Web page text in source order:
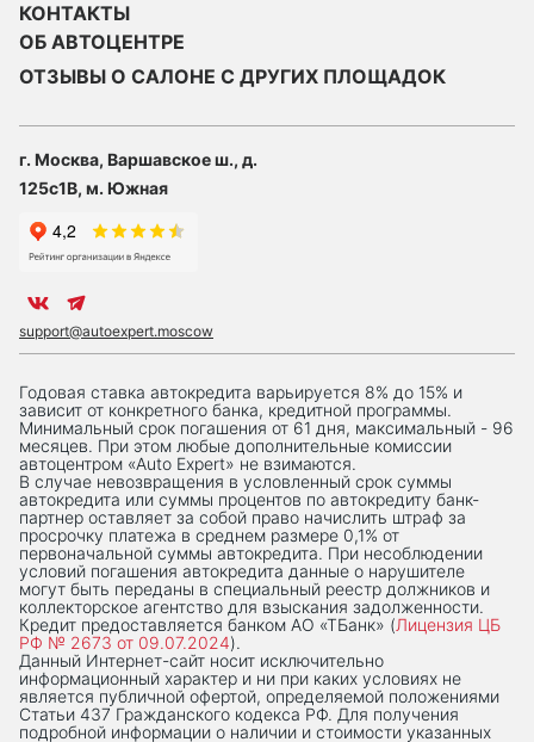
КОНТАКТЫ
ОБ АВТОЦЕНТРЕ
ОТЗЫВЫ О САЛОНЕ С ДРУГИХ ПЛОЩАДОК
г. Москва, Варшавское ш., д.
125с1В, м. Южная
support@autoexpert.moscow
Годовая ставка автокредита варьируется 8% до 15% и
зависит от конкретного банка, кредитной программы.
Минимальный срок погашения от 61 дня, максимальный - 96
месяцев. При этом любые дополнительные комиссии
автоцентром «Auto Expert» не взимаются.
В случае невозвращения в условленный срок суммы
автокредита или суммы процентов по автокредиту банк-
партнер оставляет за собой право начислить штраф за
просрочку платежа в среднем размере 0,1% от
первоначальной суммы автокредита. При несоблюдении
условий погашения автокредита данные о нарушителе
могут быть переданы в специальный реестр должников и
коллекторское агентство для взыскания задолженности.
Кредит предоставляется банком АО «ТБанк» (Лицензия ЦБ
РФ № 2673 от 09.07.2024).
Данный Интернет-сaйт носит исключительно
информационный характер и ни при каких условиях не
является публичной офертой, определяемой положениями
Статьи 437 Гражданского кодекса РФ. Для получения
подробной информации о наличии и стоимости указанных